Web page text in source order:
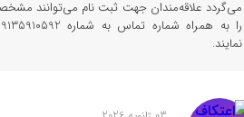
می‌گردد علاقه‌مندان جهت ثبت نام می‌توانند
نمایند.